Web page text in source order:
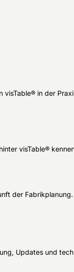
visTable® in der
visTable®
der Fabrikplanung.
Updates und